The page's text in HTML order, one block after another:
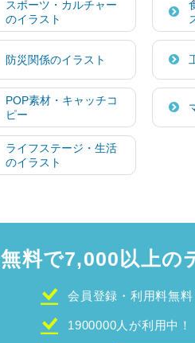
スポーツ・カルチャー
のイラスト
防災関係のイラスト
POP素材・キャッチコ
ピー
ライフステージ・生活
のイラスト
無料で7,000以上の
会員登録・利用料無料
1900000人が利用中！